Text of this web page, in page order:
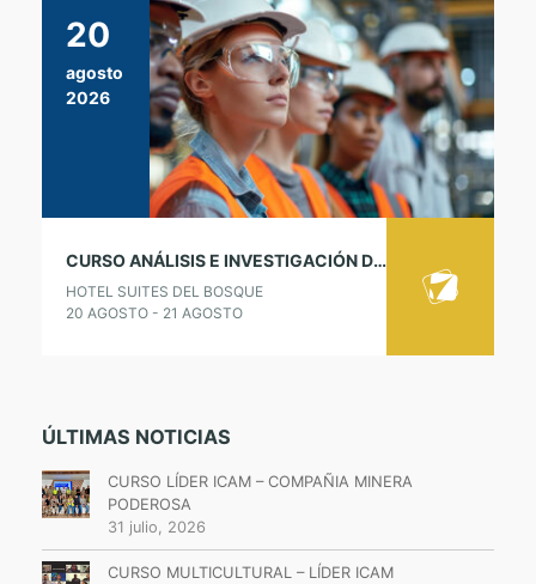
20
agosto
2026
CURSO ANÁLISIS E INVESTIGACIÓN DE ACCIDENTES E INCIDENTES – LÍDER ICAM
HOTEL SUITES DEL BOSQUE
20 AGOSTO - 21 AGOSTO
ÚLTIMAS NOTICIAS
CURSO LÍDER ICAM – COMPAÑIA MINERA
PODEROSA
31 julio, 2026
CURSO MULTICULTURAL – LÍDER ICAM